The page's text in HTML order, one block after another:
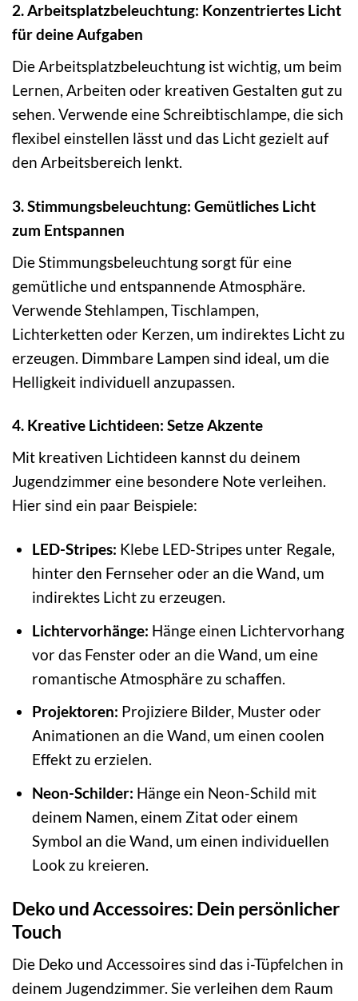
2. Arbeitsplatzbeleuchtung: Konzentriertes Licht
für deine Aufgaben
Die Arbeitsplatzbeleuchtung ist wichtig, um beim
Lernen, Arbeiten oder kreativen Gestalten gut zu
sehen. Verwende eine Schreibtischlampe, die sich
flexibel einstellen lässt und das Licht gezielt auf
den Arbeitsbereich lenkt.
3. Stimmungsbeleuchtung: Gemütliches Licht
zum Entspannen
Die Stimmungsbeleuchtung sorgt für eine
gemütliche und entspannende Atmosphäre.
Verwende Stehlampen, Tischlampen,
Lichterketten oder Kerzen, um indirektes Licht zu
erzeugen. Dimmbare Lampen sind ideal, um die
Helligkeit individuell anzupassen.
4. Kreative Lichtideen: Setze Akzente
Mit kreativen Lichtideen kannst du deinem
Jugendzimmer eine besondere Note verleihen.
Hier sind ein paar Beispiele:
LED-Stripes: Klebe LED-Stripes unter Regale,
hinter den Fernseher oder an die Wand, um
indirektes Licht zu erzeugen.
Lichtervorhänge: Hänge einen Lichtervorhang
vor das Fenster oder an die Wand, um eine
romantische Atmosphäre zu schaffen.
Projektoren: Projiziere Bilder, Muster oder
Animationen an die Wand, um einen coolen
Effekt zu erzielen.
Neon-Schilder: Hänge ein Neon-Schild mit
deinem Namen, einem Zitat oder einem
Symbol an die Wand, um einen individuellen
Look zu kreieren.
Deko und Accessoires: Dein persönlicher
Touch
Die Deko und Accessoires sind das i-Tüpfelchen in
deinem Jugendzimmer. Sie verleihen dem Raum